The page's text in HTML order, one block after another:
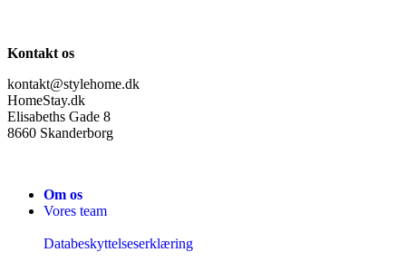
Kontakt os
kontakt@stylehome.dk
HomeStay.dk
Elisabeths Gade 8
8660 Skanderborg
Om os
Vores team
Databeskyttelseserklæring